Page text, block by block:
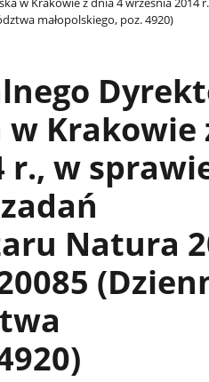
małopolskiego, poz. 4920)
Krakowie
r., w
Natura